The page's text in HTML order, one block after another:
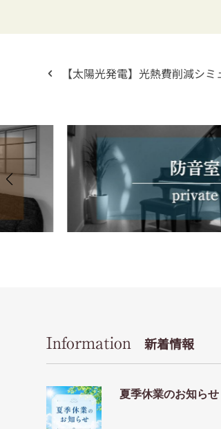
【太陽光発電】光熱費削減シ
Information 新着情報
夏季休業のお知らせ